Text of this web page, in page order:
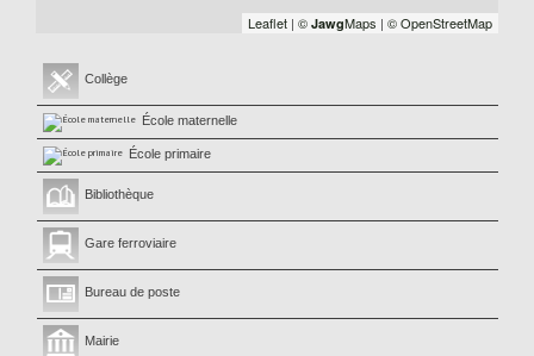
Leaflet | © JawgMaps | © OpenStreetMap
Collège
École maternelle
École primaire
Bibliothèque
Gare ferroviaire
Bureau de poste
Mairie